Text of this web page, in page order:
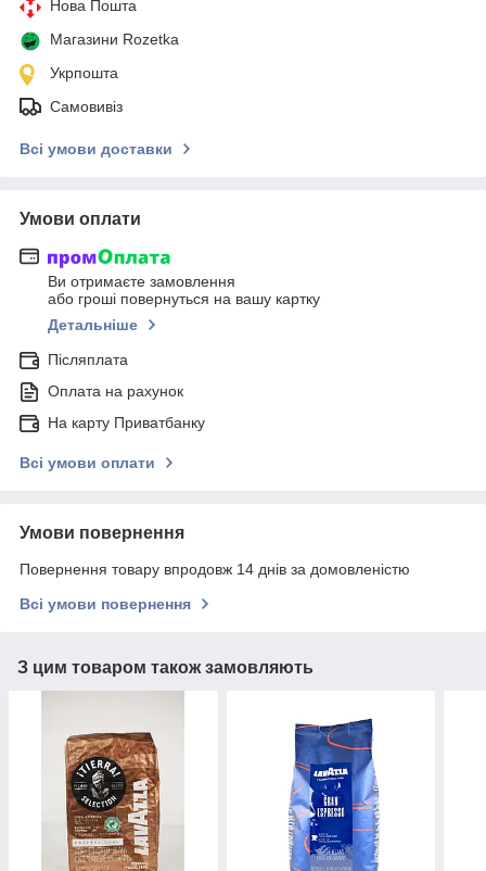
Нова Пошта
Магазини Rozetka
Укрпошта
Самовивіз
Всі умови доставки
Умови оплати
Ви отримаєте замовлення
або гроші повернуться на вашу картку
Детальніше
Післяплата
Оплата на рахунок
На карту Приватбанку
Всі умови оплати
Умови повернення
Повернення товару впродовж 14 днів за домовленістю
Всі умови повернення
З цим товаром також замовляють